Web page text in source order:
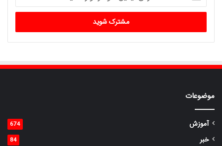
خود
وارد
کنید
موضوعات
آموزش 674
خبر 84